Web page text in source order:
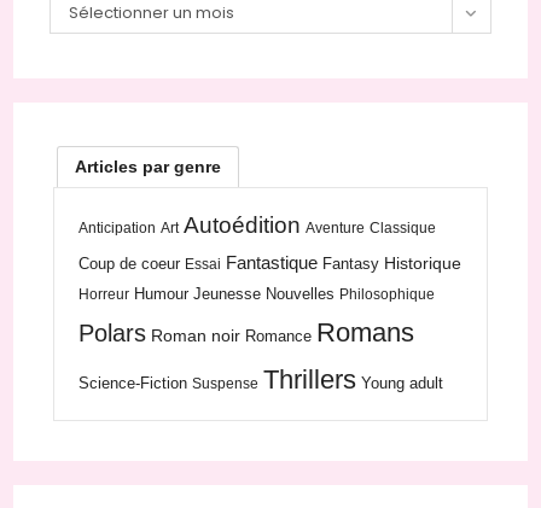
Sélectionner un mois
Articles par genre
Anticipation Art Autoédition Aventure Classique
Coup de coeur Essai Fantastique Fantasy Historique
Horreur Humour Jeunesse Nouvelles Philosophique
Polars Roman noir Romance Romans
Science-Fiction Suspense Thrillers Young adult